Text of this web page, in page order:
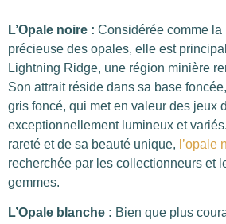
L’Opale noire : Considérée comme la
précieuse des opales, elle est
Lightning Ridge, une région minière
Son attrait réside dans sa base
gris foncé, qui met en valeur des jeux
exceptionnellement lumineux et
rareté et de sa beauté unique, l’opale
recherchée par les collectionneurs et
gemmes.
L’Opale blanche : Bien que plus